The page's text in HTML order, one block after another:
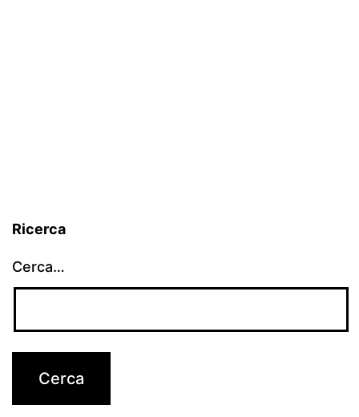
Ricerca
Cerca…